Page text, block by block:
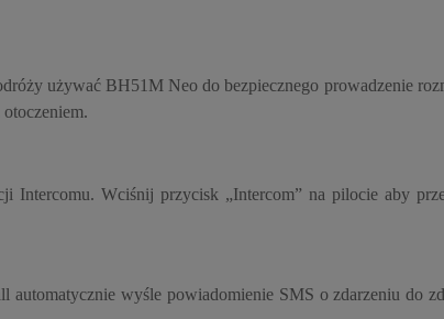
używać BH51M Neo do bezpiecznego prowadzenie
Wciśnij przycisk „Intercom” na pilocie aby
wyśle powiadomienie SMS o zdarzeniu do